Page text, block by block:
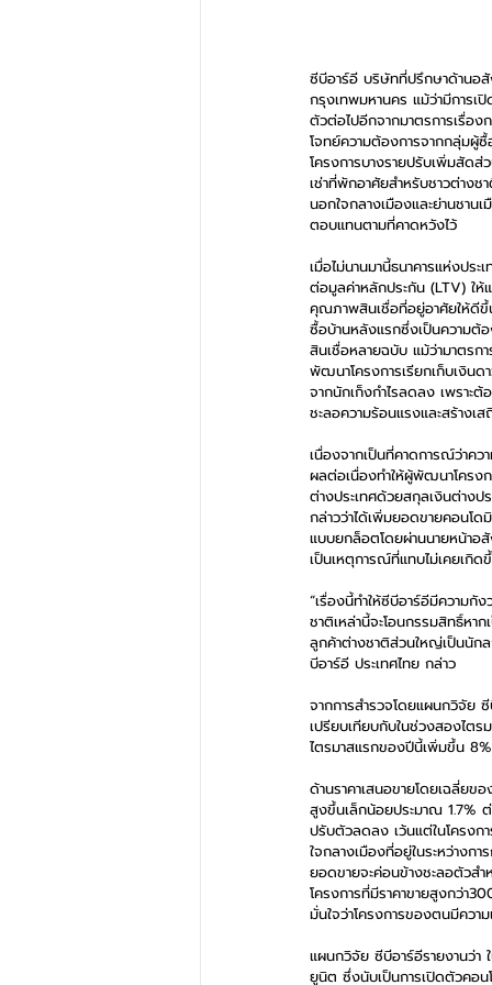
ซีบีอาร์อี บริษัทที่ปรึกษาด้านอสั
กรุงเทพมหานคร แม้ว่ามีการเ
ตัวต่อไปอีกจากมาตรการเรื่อ
โจทย์ความต้องการจากกลุ่มผู้
โครงการบางรายปรับเพิ่มสัด
เช่าที่พักอาศัยสำหรับชาวต่างช
นอกใจกลางเมืองและย่านชาน
ตอบแทนตามที่คาดหวังไว้
เมื่อไม่นานมานี้ธนาคารแห่งปร
ต่อมูลค่าหลักประกัน (LTV) ใ
คุณภาพสินเชื่อที่อยู่อาศัยให้ดีขึ้
ซื้อบ้านหลังแรกซึ่งเป็นความต้
สินเชื่อหลายฉบับ แม้ว่ามาตรก
พัฒนาโครงการเรียกเก็บเงินด
จากนักเก็งกำไรลดลง เพราะ
ชะลอความร้อนแรงและสร้างเ
เนื่องจากเป็นที่คาดการณ์ว่าคว
ผลต่อเนื่องทำให้ผู้พัฒนาโครง
ต่างประเทศด้วยสกุลเงินต่างป
กล่าวว่าได้เพิ่มยอดขายคอนโด
แบบยกล็อตโดยผ่านนายหน้าอ
เป็นเหตุการณ์ที่แทบไม่เคยเกิด
“เรื่องนี้ทำให้ซีบีอาร์อีมีความกั
ชาติเหล่านี้จะโอนกรรมสิทธิ์หา
ลูกค้าต่างชาติส่วนใหญ่เป็นนัก
บีอาร์อี ประเทศไทย กล่าว
จากการสำรวจโดยแผนกวิจัย
เปรียบเทียบกับในช่วงสองไต
ไตรมาสแรกของปีนี้เพิ่มขึ้น
ด้านราคาเสนอขายโดยเฉลี่ยข
สูงขึ้นเล็กน้อยประมาณ 1.7%
ปรับตัวลดลง เว้นแต่ในโครงก
ใจกลางเมืองที่อยู่ในระหว่าง
ยอดขายจะค่อนข้างชะลอตัวสำ
โครงการที่มีราคาขายสูงกว่า
มั่นใจว่าโครงการของตนมีควา
แผนกวิจัย ซีบีอาร์อีรายงานว่า
ยูนิต ซึ่งนับเป็นการเปิดตัวคอ